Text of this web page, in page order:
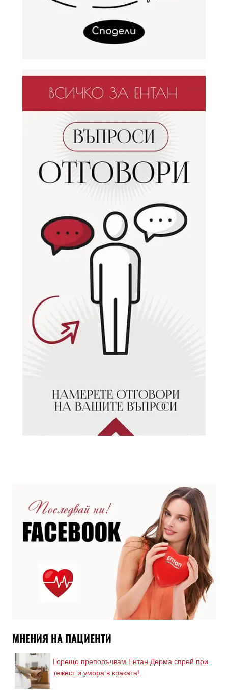
МНЕНИЯ НА ПАЦИЕНТИ
Горещо препоръчвам Ентан Дерма спрей при
тежест и умора в краката!